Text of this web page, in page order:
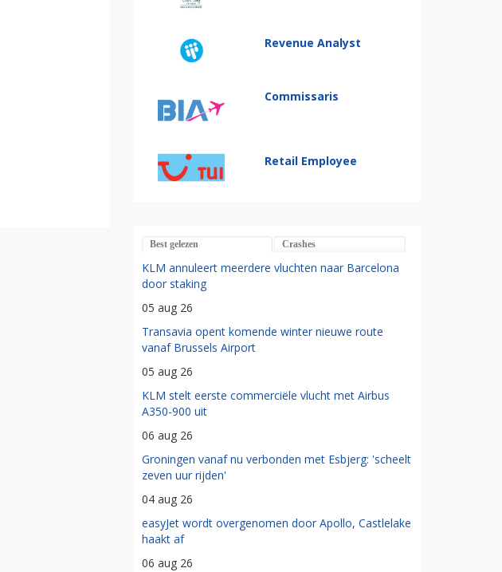
Revenue Analyst
Commissaris
Retail Employee
Best gelezen Crashes
KLM annuleert meerdere vluchten naar Barcelona
door staking
05 aug 26
Transavia opent komende winter nieuwe route
vanaf Brussels Airport
05 aug 26
KLM stelt eerste commerciële vlucht met Airbus
A350-900 uit
06 aug 26
Groningen vanaf nu verbonden met Esbjerg: 'scheelt
zeven uur rijden'
04 aug 26
easyJet wordt overgenomen door Apollo, Castlelake
haakt af
06 aug 26